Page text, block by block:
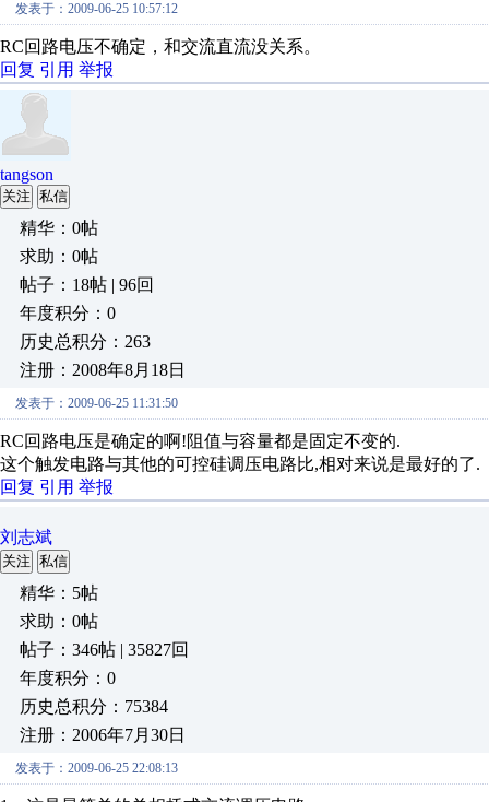
发表于：2009-06-25 10:57:12
RC回路电压不确定，和交流直流没关系。
回复 引用 举报
tangson
关注 私信
精华：0帖
求助：0帖
帖子：18帖 | 96回
年度积分：0
历史总积分：263
注册：2008年8月18日
发表于：2009-06-25 11:31:50
RC回路电压是确定的啊!阻值与容量都是固定不变的.
这个触发电路与其他的可控硅调压电路比,相对来说是最好的了.
回复 引用 举报
刘志斌
关注 私信
精华：5帖
求助：0帖
帖子：346帖 | 35827回
年度积分：0
历史总积分：75384
注册：2006年7月30日
发表于：2009-06-25 22:08:13